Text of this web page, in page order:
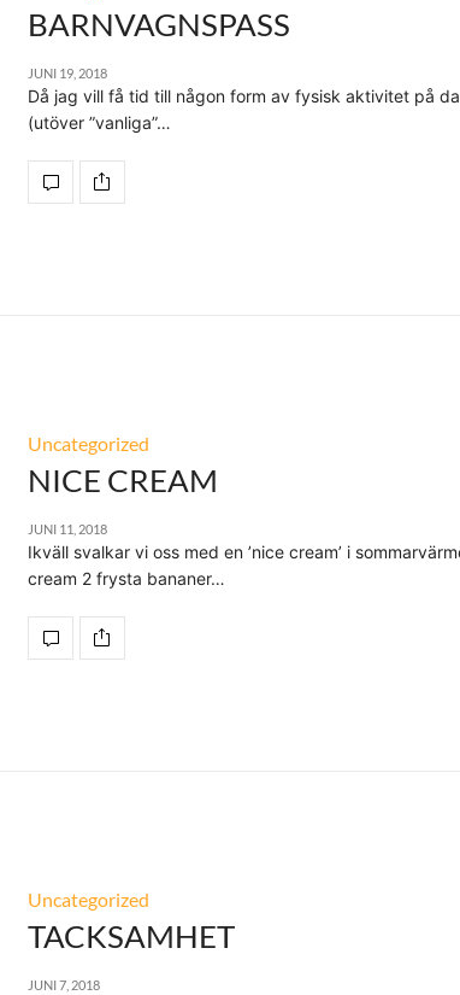
BARNVAGNSPASS
JUNI 19, 2018
Då jag vill få tid till någon form av fysisk aktivitet på
(utöver ”vanliga”…
Uncategorized
NICE CREAM
JUNI 11, 2018
Ikväll svalkar vi oss med en ’nice cream’ i
cream 2 frysta bananer…
Uncategorized
TACKSAMHET
JUNI 7, 2018